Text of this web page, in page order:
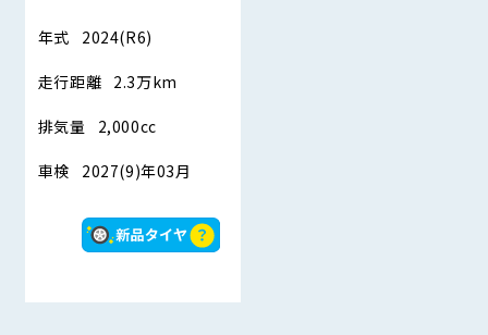
年式 2024(R6)
走行距離 2.3万km
排気量 2,000cc
車検 2027(9)年03月